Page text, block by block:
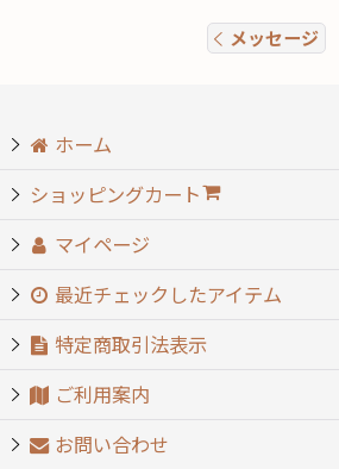
メッセージ
ホーム
ショッピングカート
マイページ
最近チェックしたアイテム
特定商取引法表示
ご利用案内
お問い合わせ